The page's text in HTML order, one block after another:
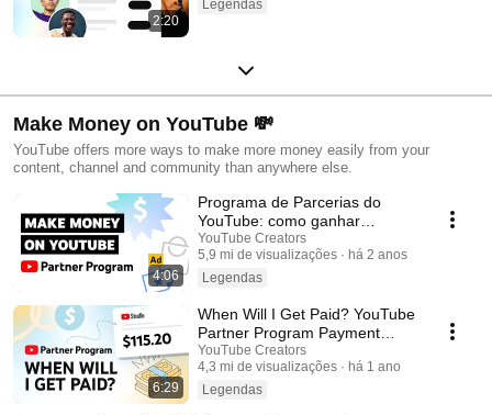
2:20
Legendas
Make Money on YouTube 💸
YouTube offers more ways to make more money easily from your
content, channel and community than anywhere else.
4:06
Programa de Parcerias do
YouTube: como ganhar
dinheiro no YouTube
YouTube Creators
5,9 mi de visualizações
há 2 anos
Legendas
6:29
When Will I Get Paid? YouTube
Partner Program Payment
Timelines
YouTube Creators
4,3 mi de visualizações
há 1 ano
Legendas